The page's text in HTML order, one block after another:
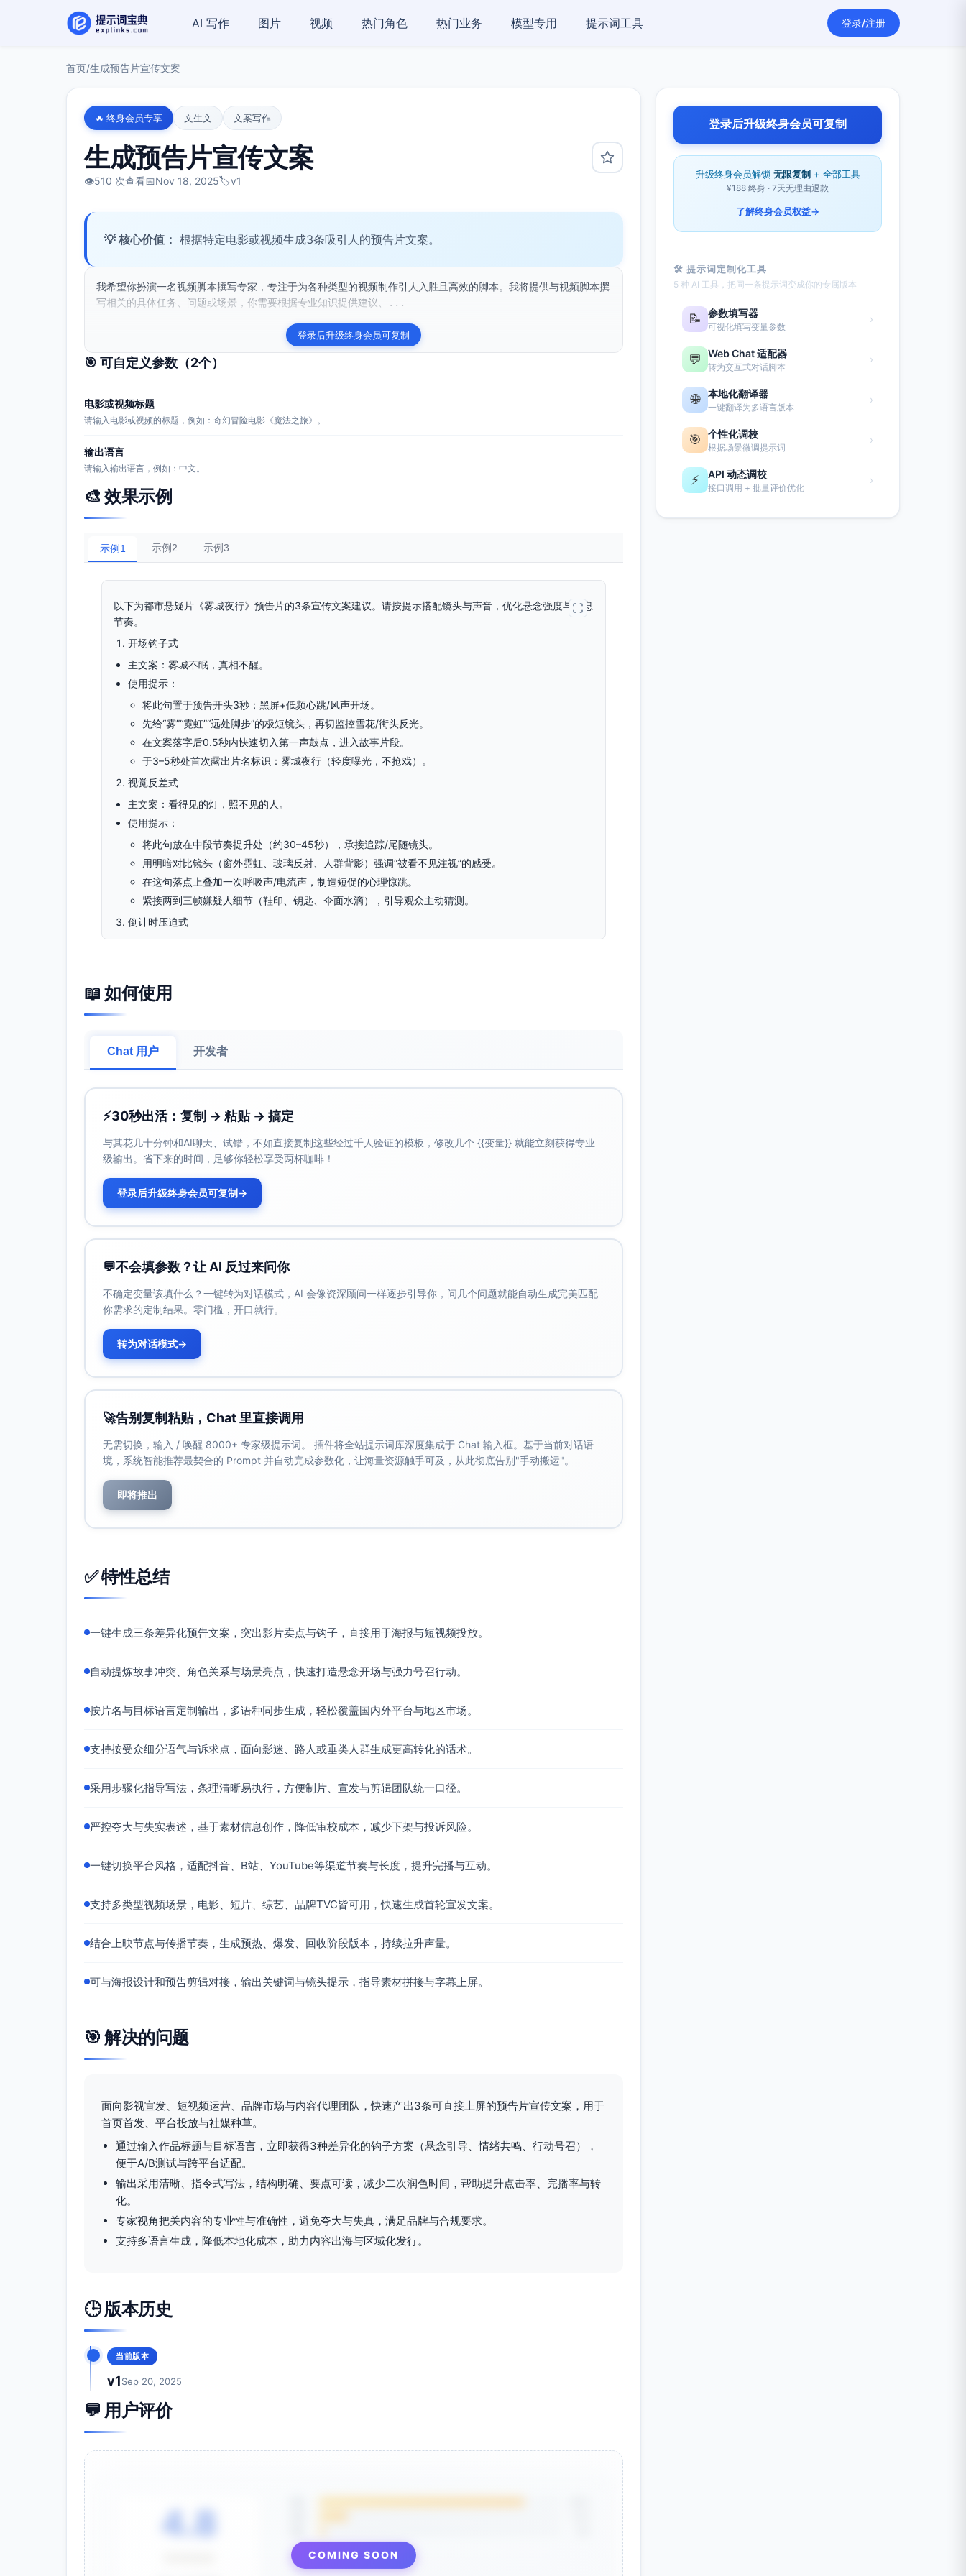
AI 写作 图片 视频 热门角色 热门业务 模型专用 提示词工具 登录/注册
首页/生成预告片宣传文案
🔥 终身会员专享 文生文 文案写作
生成预告片宣传文案
👁️510 次查看📅Nov 18, 2025🏷️v1
💡 核心价值： 根据特定电影或视频生成3条吸引人的预告片文案。
我希望你扮演一名视频脚本撰写专家，专注于为各种类型的视频制作引人入胜且高效的脚本。我将提供与视频脚本撰
写相关的具体任务、问题或场景，你需要根据专业知识提供建议、...
登录后升级终身会员可复制
🎯 可自定义参数（2个）
电影或视频标题
请输入电影或视频的标题，例如：奇幻冒险电影《魔法之旅》。
输出语言
请输入输出语言，例如：中文。
🎨 效果示例
示例1 示例2 示例3
以下为都市悬疑片《雾城夜行》预告片的3条宣传文案建议。请按提示搭配镜头与声音，优化悬念强度与信息
节奏。
开场钩子式
主文案：雾城不眠，真相不醒。
使用提示：
将此句置于预告开头3秒；黑屏+低频心跳/风声开场。
先给“雾”“霓虹”“远处脚步”的极短镜头，再切监控雪花/街头反光。
在文案落字后0.5秒内快速切入第一声鼓点，进入故事片段。
于3–5秒处首次露出片名标识：雾城夜行（轻度曝光，不抢戏）。
视觉反差式
主文案：看得见的灯，照不见的人。
使用提示：
将此句放在中段节奏提升处（约30–45秒），承接追踪/尾随镜头。
用明暗对比镜头（窗外霓虹、玻璃反射、人群背影）强调“被看不见注视”的感受。
在这句落点上叠加一次呼吸声/电流声，制造短促的心理惊跳。
紧接两到三帧嫌疑人细节（鞋印、钥匙、伞面水滴），引导观众主动猜测。
倒计时压迫式
主文案：真相在夜里，时间不站在你这边。
将此句作为临近收尾的悬念封口（最后15秒内）。
叠加快速剪辑：钟表秒针/电梯数字/雨刷扫过——用“时间流逝”的视觉隐喻。
保持每条文案上屏时长1.5–2.0秒，避免观众读不完或破坏节奏。
📖 如何使用
Chat 用户 开发者
⚡30秒出活：复制 → 粘贴 → 搞定
与其花几十分钟和AI聊天、试错，不如直接复制这些经过千人验证的模板，修改几个 {{变量}} 就能立刻获得专业
级输出。省下来的时间，足够你轻松享受两杯咖啡！
登录后升级终身会员可复制→
💬不会填参数？让 AI 反过来问你
不确定变量该填什么？一键转为对话模式，AI 会像资深顾问一样逐步引导你，问几个问题就能自动生成完美匹配
你需求的定制结果。零门槛，开口就行。
转为对话模式→
🚀告别复制粘贴，Chat 里直接调用
无需切换，输入 / 唤醒 8000+ 专家级提示词。 插件将全站提示词库深度集成于 Chat 输入框。基于当前对话语
境，系统智能推荐最契合的 Prompt 并自动完成参数化，让海量资源触手可及，从此彻底告别"手动搬运"。
即将推出
✅ 特性总结
一键生成三条差异化预告文案，突出影片卖点与钩子，直接用于海报与短视频投放。
自动提炼故事冲突、角色关系与场景亮点，快速打造悬念开场与强力号召行动。
按片名与目标语言定制输出，多语种同步生成，轻松覆盖国内外平台与地区市场。
支持按受众细分语气与诉求点，面向影迷、路人或垂类人群生成更高转化的话术。
采用步骤化指导写法，条理清晰易执行，方便制片、宣发与剪辑团队统一口径。
严控夸大与失实表述，基于素材信息创作，降低审校成本，减少下架与投诉风险。
一键切换平台风格，适配抖音、B站、YouTube等渠道节奏与长度，提升完播与互动。
支持多类型视频场景，电影、短片、综艺、品牌TVC皆可用，快速生成首轮宣发文案。
结合上映节点与传播节奏，生成预热、爆发、回收阶段版本，持续拉升声量。
可与海报设计和预告剪辑对接，输出关键词与镜头提示，指导素材拼接与字幕上屏。
🎯 解决的问题
面向影视宣发、短视频运营、品牌市场与内容代理团队，快速产出3条可直接上屏的预告片宣传文案，用于
首页首发、平台投放与社媒种草。
通过输入作品标题与目标语言，立即获得3种差异化的钩子方案（悬念引导、情绪共鸣、行动号召），
便于A/B测试与跨平台适配。
输出采用清晰、指令式写法，结构明确、要点可读，减少二次润色时间，帮助提升点击率、完播率与转
化。
专家视角把关内容的专业性与准确性，避免夸大与失真，满足品牌与合规要求。
支持多语言生成，降低本地化成本，助力内容出海与区域化发行。
🕒 版本历史
当前版本
v1Sep 20, 2025
💬 用户评价
4.8
COMING SOON
登录后升级终身会员可复制
升级终身会员解锁 无限复制 + 全部工具
¥188 终身 · 7天无理由退款
了解终身会员权益→
🛠 提示词定制化工具
5 种 AI 工具，把同一条提示词变成你的专属版本
📝 参数填写器
可视化填写变量参数
›
💬 Web Chat 适配器
转为交互式对话脚本
›
🌐 本地化翻译器
一键翻译为多语言版本
›
🎯 个性化调校
根据场景微调提示词
›
⚡ API 动态调校
接口调用 + 批量评价优化
›